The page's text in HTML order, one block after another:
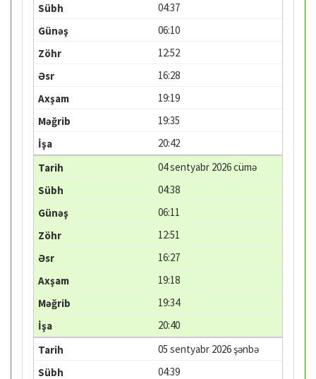
04:37
06:10
12:52
16:28
19:19
19:35
20:42
04 sentyabr 2026 cümə
04:38
06:11
12:51
16:27
19:18
19:34
20:40
05 sentyabr 2026 şənbə
04:39